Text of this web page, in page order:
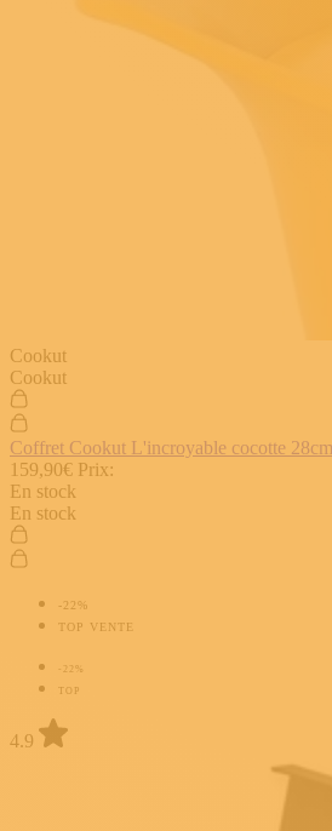
Cookut
Cookut
Coffret Cookut L'incroyable cocotte
159,90€ Prix:
En stock
En stock
-22%
TOP VENTE
-22%
TOP
4.9